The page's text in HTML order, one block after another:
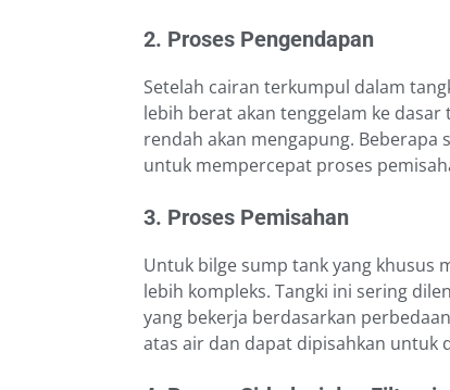
2. Proses Pengendapan
Setelah cairan terkumpul dalam
lebih berat akan tenggelam ke
rendah akan mengapung.
untuk mempercepat proses
3. Proses Pemisahan
Untuk bilge sump tank yang khusus
lebih kompleks. Tangki ini sering
yang bekerja berdasarkan
atas air dan dapat dipisahkan untuk